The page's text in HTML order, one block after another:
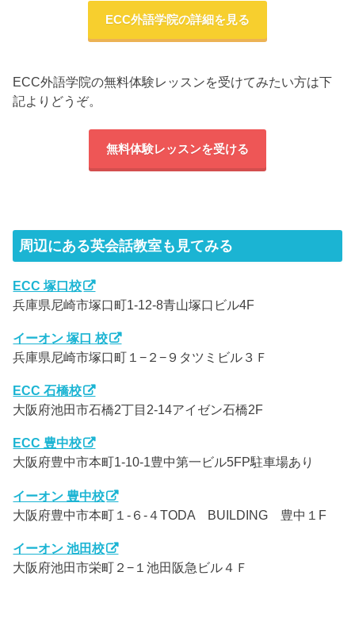
ECC外語学院の詳細を見る
ECC外語学院の無料体験レッスンを受けてみたい方は下
記よりどうぞ。
無料体験レッスンを受ける
周辺にある英会話教室も見てみる
ECC 塚口校
兵庫県尼崎市塚口町1-12-8青山塚口ビル4F
イーオン 塚口 校
兵庫県尼崎市塚口町１−２−９タツミビル３Ｆ
ECC 石橋校
大阪府池田市石橋2丁目2-14アイゼン石橋2F
ECC 豊中校
大阪府豊中市本町1-10-1豊中第一ビル5FP駐車場あり
イーオン 豊中校
大阪府豊中市本町１-６-４TODA BUILDING 豊中１F
イーオン 池田校
大阪府池田市栄町２−１池田阪急ビル４Ｆ